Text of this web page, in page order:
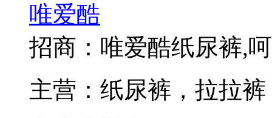
唯爱酷
招商： 唯爱酷纸尿裤,
主营： 纸尿裤，拉拉裤